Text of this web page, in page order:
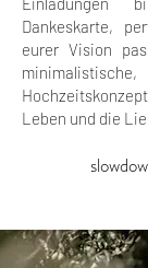
Dankeskarte,
eurer Vision
Leben und die